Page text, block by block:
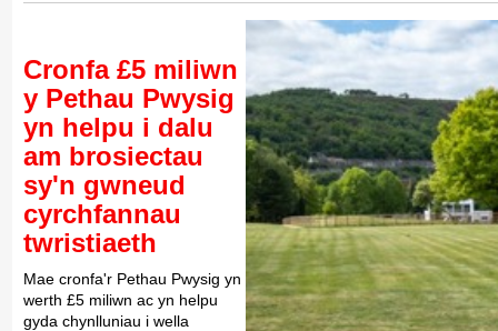
Cronfa £5 miliwn
y Pethau Pwysig
yn helpu i dalu
am brosiectau
sy'n gwneud
cyrchfannau
twristiaeth
Mae cronfa'r Pethau Pwysig yn
werth £5 miliwn ac yn helpu
gyda chynlluniau i wella